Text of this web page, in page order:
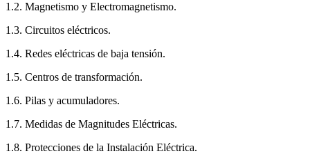
1.2. Magnetismo y Electromagnetismo.
1.3. Circuitos eléctricos.
1.4. Redes eléctricas de baja tensión.
1.5. Centros de transformación.
1.6. Pilas y acumuladores.
1.7. Medidas de Magnitudes Eléctricas.
1.8. Protecciones de la Instalación Eléctrica.